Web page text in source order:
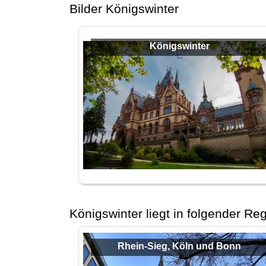
Bilder Königswinter
Königswinter
Königswinter liegt in folgender
Rhein-Sieg, Köln und Bonn